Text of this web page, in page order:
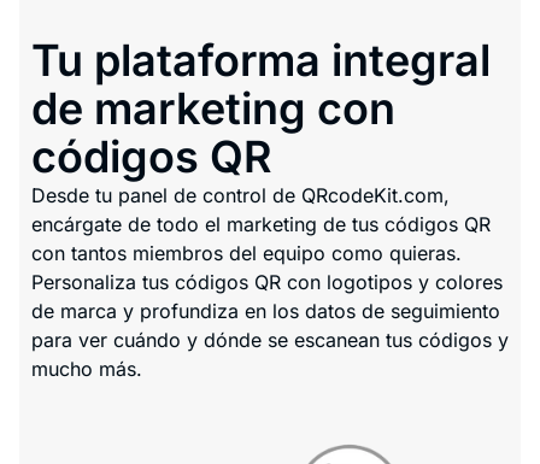
Tu plataforma integral
de marketing con
códigos QR
Desde tu panel de control de QRcodeKit.com,
encárgate de todo el marketing de tus códigos QR
con tantos miembros del equipo como quieras.
Personaliza tus códigos QR con logotipos y colores
de marca y profundiza en los datos de seguimiento
para ver cuándo y dónde se escanean tus códigos y
mucho más.